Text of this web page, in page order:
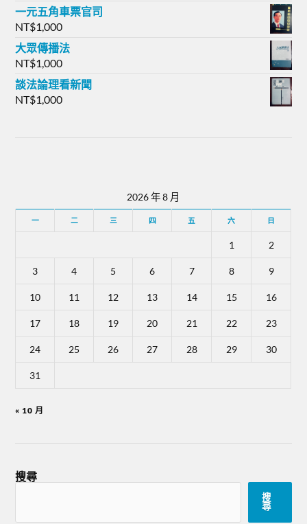
一元五角車票官司
NT$1,000
大眾傳播法
NT$1,000
談法論理看新聞
NT$1,000
2026 年 8 月
一 二 三 四 五 六 日
1 2
3 4 5 6 7 8 9
10 11 12 13 14 15 16
17 18 19 20 21 22 23
24 25 26 27 28 29 30
31
« 10 月
搜尋
搜
尋